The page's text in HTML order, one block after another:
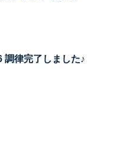
調律完了しました♪